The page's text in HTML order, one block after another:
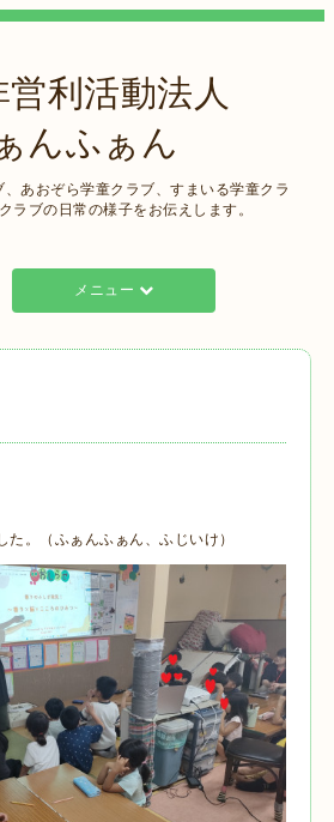
利活動法人
んふぁん
あおぞら学童クラブ、すまいる学童クラ
ラブの日常の様子をお伝えします。
メニュー
た。（ふぁんふぁん、ふじいけ）